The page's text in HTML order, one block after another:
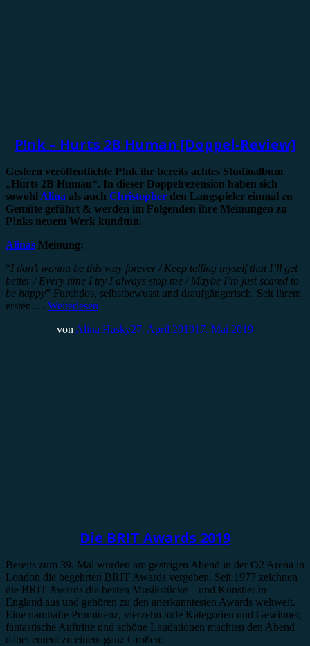
P!nk – Hurts 2B Human [Doppel-Review]
Gestern veröffentlichte P!nk ihr bereits achtes Studioalbum
„Hurts 2B Human“. In dieser Doppelrezension haben sich
sowohl Alina als auch Christopher den Langspieler einmal zu
Gemüte geführt & werden im Folgenden ihre Meinungen zu
P!nks neuem Werk kundtun.
Alinas Meinung:
“I don’t wanna be this way forever / Keep telling myself that I’ll get
better / Every time I try I always stop me / Maybe I’m just scared to
be happy” Furchtlos, selbstbewusst und draufgängerisch. Seit ihrem
ersten … Weiterlesen
von Alina Hasky27. April 201917. Mai 2019
Die BRIT Awards 2019
Bereits zum 39. Mal wurden am gestrigen Abend in der O2 Arena in
London die begehrten BRIT Awards vergeben. Seit 1977 zeichnen
die BRIT Awards die besten Musikstücke – und Künstler in
England aus und gehören zu den anerkanntesten Awards weltweit.
Eine namhafte Prominenz, vierzehn tolle Kategorien und Gewinner,
fantastische Auftritte und schöne Laudationen machten den Abend
dabei erneut zu einem ganz Großen: